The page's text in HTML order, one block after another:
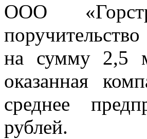
ООО
на сумму 2,5
оказанная
среднее
рублей.